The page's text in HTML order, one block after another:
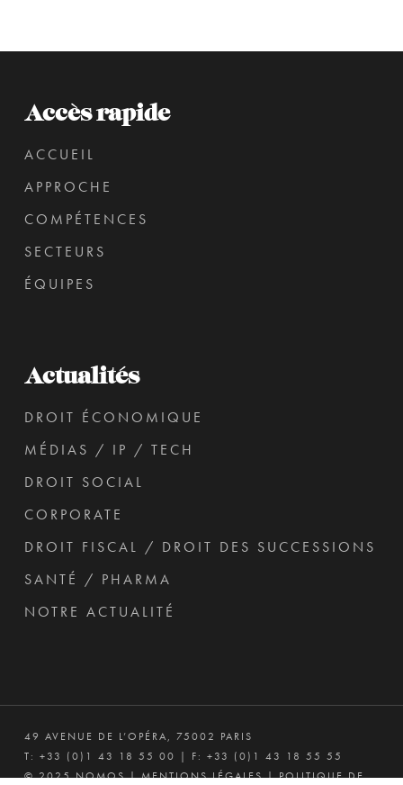
Accès rapide
ACCUEIL
APPROCHE
COMPÉTENCES
SECTEURS
ÉQUIPES
Actualités
DROIT ÉCONOMIQUE
MÉDIAS / IP / TECH
DROIT SOCIAL
CORPORATE
DROIT FISCAL / DROIT DES SUCCESSIONS
SANTÉ / PHARMA
NOTRE ACTUALITÉ
49 AVENUE DE L’OPÉRA, 75002 PARIS
T: +33 (0)1 43 18 55 00 | F: +33 (0)1 43 18 55 55
© 2025 NOMOS |MENTIONS LÉGALES|POLITIQUE DE